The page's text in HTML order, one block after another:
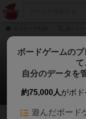
い
2 1
ボードゲームの
て
自分のデータを
約75,000人がボド
遊んだボード